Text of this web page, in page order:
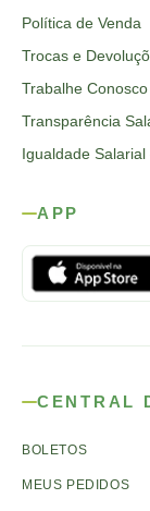
Política de Venda
Trocas e
Trabalhe Conosco
Transparência
Igualdade
APP
CENTRAL
BOLETOS
MEUS PEDIDOS